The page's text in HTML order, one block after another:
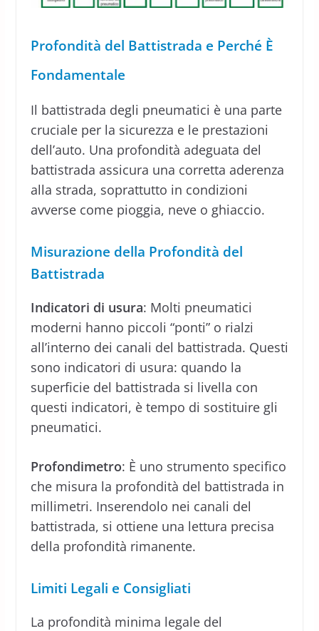
Profondità del Battistrada e Perché È
Fondamentale
Il battistrada degli pneumatici è una parte
cruciale per la sicurezza e le prestazioni
dell’auto. Una profondità adeguata del
battistrada assicura una corretta aderenza
alla strada, soprattutto in condizioni
avverse come pioggia, neve o ghiaccio.
Misurazione della Profondità del
Battistrada
Indicatori di usura: Molti pneumatici
moderni hanno piccoli “ponti” o rialzi
all’interno dei canali del battistrada. Questi
sono indicatori di usura: quando la
superficie del battistrada si livella con
questi indicatori, è tempo di sostituire gli
pneumatici.
Profondimetro: È uno strumento specifico
che misura la profondità del battistrada in
millimetri. Inserendolo nei canali del
battistrada, si ottiene una lettura precisa
della profondità rimanente.
Limiti Legali e Consigliati
La profondità minima legale del